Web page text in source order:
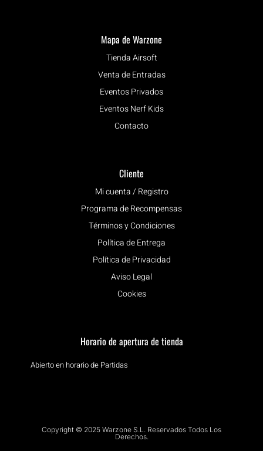
Mapa de Warzone
Tienda Airsoft
Venta de Entradas
Eventos Privados
Eventos Nerf Kids
Contacto
Cliente
Mi cuenta / Registro
Programa de Recompensas
Términos y Condiciones
Política de Entrega
Política de Privacidad
Aviso Legal
Cookies
Horario de apertura de tienda
Abierto en horario de Partidas
Copyright © 2025 Warzone S.L. Reservados Todos Los
Derechos.